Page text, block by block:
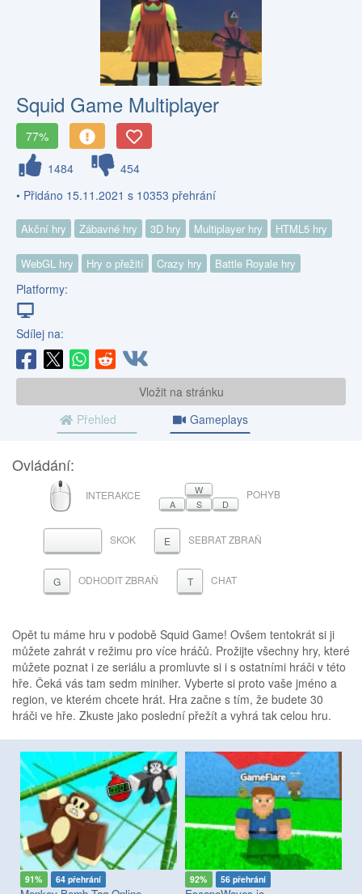
Squid Game Multiplayer
77%
1484
454
• Přidáno 15.11.2021 s 10353 přehrání
Akční hry Zábavné hry 3D hry Multiplayer hry HTML5 hry
WebGL hry Hry o přežití Crazy hry Battle Royale hry
Platformy:
Sdílej na:
Vložit na stránku
Přehled
Gameplays
Ovládání:
MYŠ
INTERAKCE
W
A
S D
POHYB
MEZERNÍKSKOK E SEBRAT ZBRAŇ
G ODHODIT ZBRAŇ T CHAT
Opět tu máme hru v podobě Squid Game! Ovšem tentokrát si ji
můžete zahrát v režimu pro více hráčů. Prožijte všechny hry, které
můžete poznat i ze seriálu a promluvte si i s ostatními hráči v této
hře. Čeká vás tam sedm miniher. Vyberte si proto vaše jméno a
region, ve kterém chcete hrát. Hra začne s tím, že budete 30
hráči ve hře. Zkuste jako poslední přežít a vyhrá tak celou hru.
91% 64 přehrání 92% 56 přehrání